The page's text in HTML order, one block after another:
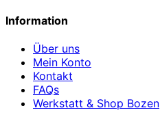
Information
Über uns
Mein Konto
Kontakt
FAQs
Werkstatt & Shop Bozen